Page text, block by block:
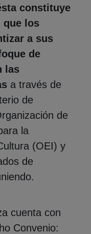
constituye
que los
a sus
de
las
a través de
de
de
la
(OEI) y
de
cuenta con
Convenio: